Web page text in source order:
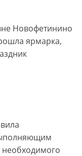
Новофетинино
ярмарка,